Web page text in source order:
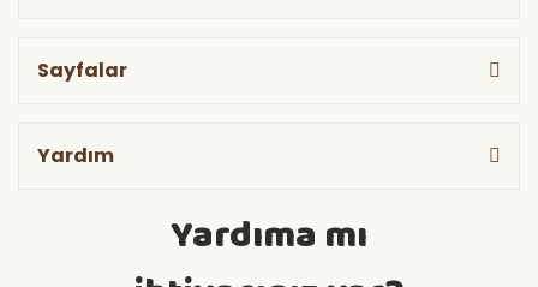
Sayfalar
Yardım
Yardıma mı